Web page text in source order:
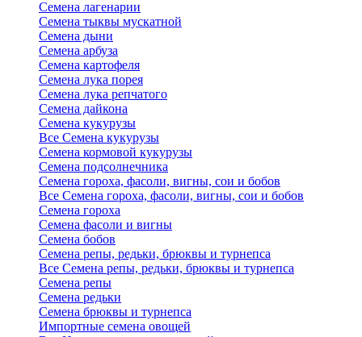
Семена лагенарии
Семена тыквы мускатной
Семена дыни
Семена арбуза
Семена картофеля
Семена лука порея
Семена лука репчатого
Семена дайкона
Семена кукурузы
Все Семена кукурузы
Семена кормовой кукурузы
Семена подсолнечника
Семена гороха, фасоли, вигны, сои и бобов
Все Семена гороха, фасоли, вигны, сои и бобов
Семена гороха
Семена фасоли и вигны
Семена бобов
Семена репы, редьки, брюквы и турнепса
Все Семена репы, редьки, брюквы и турнепса
Семена репы
Семена редьки
Семена брюквы и турнепса
Импортные семена овощей